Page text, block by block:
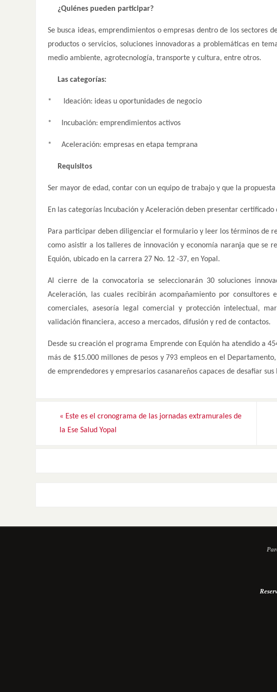
¿Quiénes pueden participar?
Se busca ideas, emprendimientos o empresas dentro de los sectores
productos o servicios, soluciones innovadoras a problemáticas en
medio ambiente, agrotecnología, transporte y cultura, entre otros.
Las categorías:
* Ideación: ideas u oportunidades de negocio
* Incubación: emprendimientos activos
* Aceleración: empresas en etapa temprana
Requisitos
Ser mayor de edad, contar con un equipo de trabajo y que la
En las categorías Incubación y Aceleración deben presentar
Para participar deben diligenciar el formulario y leer los términos de
como asistir a los talleres de innovación y economía naranja que se
Equión, ubicado en la carrera 27 No. 12 -37, en Yopal.
Al cierre de la convocatoria se seleccionarán 30 soluciones
Aceleración, las cuales recibirán acompañamiento por
comerciales, asesoría legal comercial y protección intelectual,
validación financiera, acceso a mercados, difusión y red de contactos.
Desde su creación el programa Emprende con Equión ha atendido a
más de $15.000 millones de pesos y 793 empleos en el
de emprendedores y empresarios casanareños capaces de desafiar
« Este es el cronograma de las jornadas extramurales de
la Ese Salud Yopal